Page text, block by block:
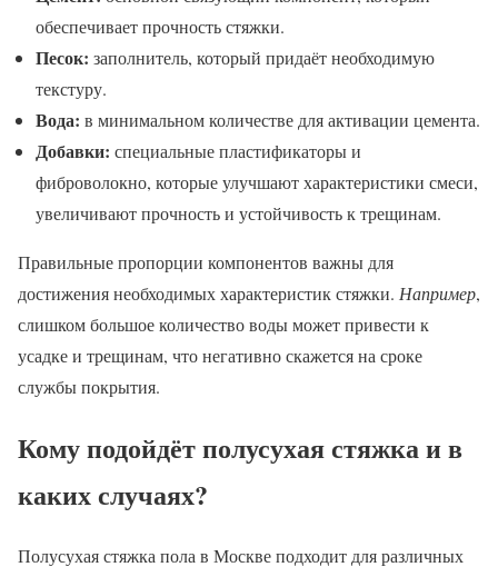
обеспечивает прочность стяжки.
Песок: заполнитель, который придаёт необходимую
текстуру.
Вода: в минимальном количестве для активации цемента.
Добавки: специальные пластификаторы и
фиброволокно, которые улучшают характеристики смеси,
увеличивают прочность и устойчивость к трещинам.
Правильные пропорции компонентов важны для
достижения необходимых характеристик стяжки. Например,
слишком большое количество воды может привести к
усадке и трещинам, что негативно скажется на сроке
службы покрытия.
Кому подойдёт полусухая стяжка и в
каких случаях?
Полусухая стяжка пола в Москве подходит для различных